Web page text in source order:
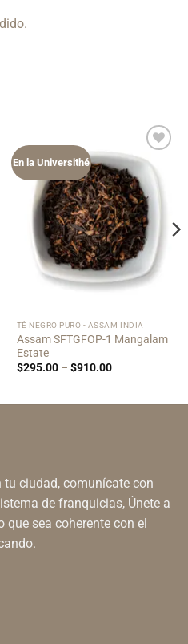
En la Universithé
Add to
Wishlist
TÉ NEGRO PURO - ASSAM INDIA
Assam SFTGFOP-1 Mangalam
Estate
$295.00 – $910.00Price
$910.00
tu ciudad, comunícate con
de franquicias, Únete a
que sea coherente con el